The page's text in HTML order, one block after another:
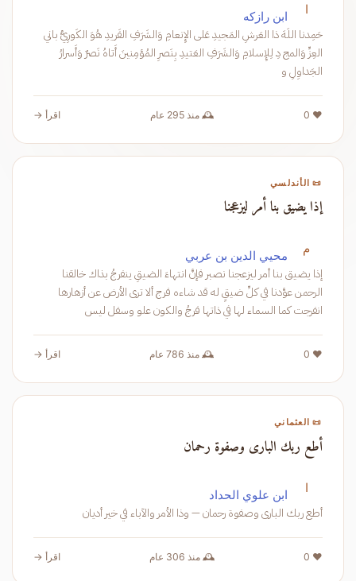
ا ابن رازكه
حَمِدنا اللَهَ ذا العَرشِ المَجيدِ عَلى الإِنعامِ وَالشَرَفِ الفَريدِ هُوَ الكَورِيُّ باني
العِزِّ وَالمج دِ لِلإِسلامِ وَالشَرَفِ العَتيدِ بِنَصرِ المُؤمِنينَ أَتاهُ نَصرٌ وَأَسرارُ
الجَداوِلِ و
❤️ 0 🕰️ منذ 295 عام اقرأ →
📜 الأندلسي
إذا يضيق بنا أمر ليزعجنا
م محيي الدين بن عربي
إذا يضيق بنا أمر ليزعجنا نصبر فإنَّ انتهاءَ الضيقِ ينفرجُ بذاك خالقنا
الرحمن عوَّدنا في كلِّ ضيقٍ له قد شاءه فرج ألا ترى الأرض عن أزهارها
انفرجت كما السماء لها في ذاتها فرجُ والكون علو وسفل ليس
❤️ 0 🕰️ منذ 786 عام اقرأ →
📜 العثماني
أطع ربك البارى وصفوة رحمان
ا ابن علوي الحداد
أطع ربك البارى وصفوة رحمان — وذا الأمر والآباء في خير أديان
❤️ 0 🕰️ منذ 306 عام اقرأ →